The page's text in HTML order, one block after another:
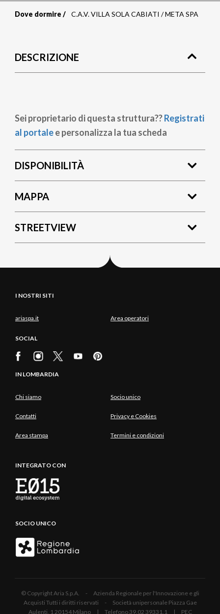
pane
Dove dormire C.A.V. VILLA SOLA CABIATI / META SPA
DESCRIZIONE
Sei proprietario di questa struttura??Registrati
al portalee personalizza la tua scheda
DISPONIBILITÀ
MAPPA
STREETVIEW
I NOSTRI SITI
ariaspa.it Area operatori
SOCIAL
IN LOMBARDIA
Chi siamo Socio unico
Contatti Privacy e Cookies
Area stampa Termini e condizioni
INTEGRATO CON
SOCIO UNICO
© Copyright Aria S.p.A. - Azienda Regionale per l'Innovazione e gli
Acquisti Tutti i diritti riservati - Società unipersonale Piazza Gae
Aulenti, 1 20154 Milano | Telefono 39.02 39331.1 | PEC